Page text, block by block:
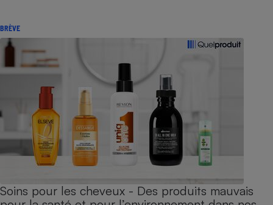
BRÈVE
Soins pour les cheveux - Des produits mauvais